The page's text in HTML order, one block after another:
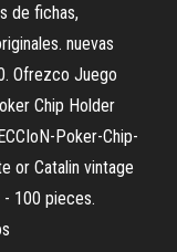
de fichas,
nuevas
Ofrezco Juego
Chip Holder
Poker-Chip-
or Catalin vintage
100 pieces.